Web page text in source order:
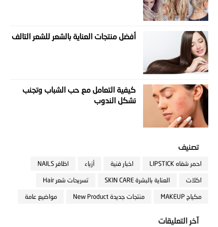
أفضل منتجات العناية بالشعر للشعر التالف
كيفية التعامل مع حب الشباب وتجنب
تشكل الندوب
تصنيف
احمر شفاه LIPSTICK اخبار فنية أزياء اظافر NAILS
اكلات العناية بالبشرة SKIN CARE تسريحات شعر Hair
مكياج MAKEUP منتجات جديدة New Product مواضيع عامة
آخر التعليقات